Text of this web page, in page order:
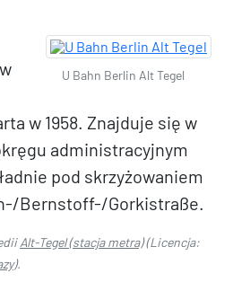
U Bahn Berlin Alt Tegel
w 1958. Znajduje się w
administracyjnym
pod skrzyżowaniem
Bernstoff-/Gorkistraße.
Alt-Tegel (stacja metra)(Licencja:
).